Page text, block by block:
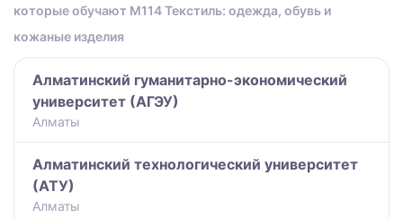
которые обучают M114 Текстиль: одежда, обувь и
кожаные изделия
Алматинский гуманитарно-экономический
университет (АГЭУ)
Алматы
Алматинский технологический университет
(АТУ)
Алматы